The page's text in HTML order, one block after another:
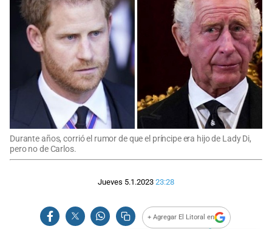
Durante años, corrió el rumor de que el príncipe era hijo de Lady Di,
pero no de Carlos.
Jueves 5.1.2023 23:28
+ Agregar El Litoral en